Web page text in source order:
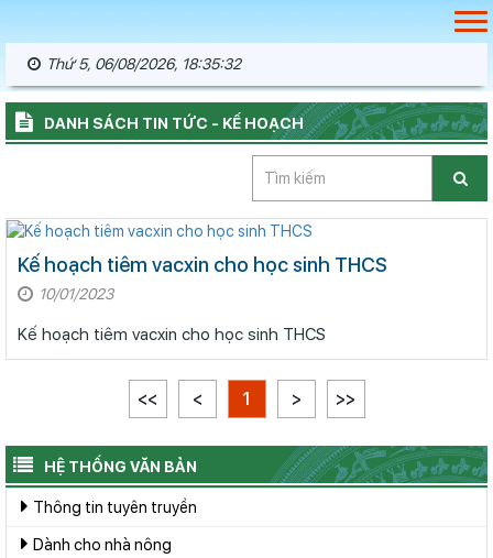
Thứ 5, 06/08/2026, 18:35:33
DANH SÁCH TIN TỨC - KẾ HOẠCH
Kế hoạch tiêm vacxin cho học sinh THCS
10/01/2023
Kế hoạch tiêm vacxin cho học sinh THCS
<< < 1 > >>
HỆ THỐNG VĂN BẢN
Thông tin tuyên truyền
Dành cho nhà nông